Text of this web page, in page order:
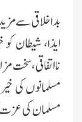
بداخلاقى سے
اىذا، شىطان
نااتفاقى، سخت
مسلمانوں کى
مسلمان کى عزت